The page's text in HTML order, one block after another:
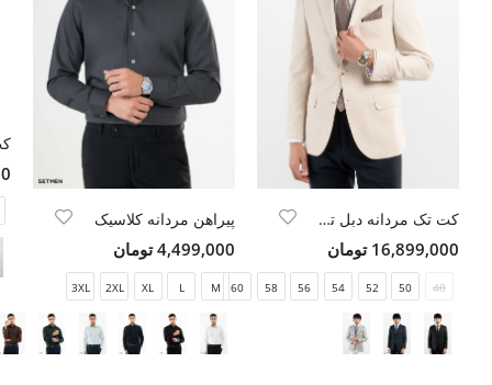
کت تک مردانه دبل توییل
16,899,000 تومان
48
50
52
54
56
58
60
پیراهن مردانه کلاسیک
4,499,000 تومان
M
L
XL
2XL
3XL